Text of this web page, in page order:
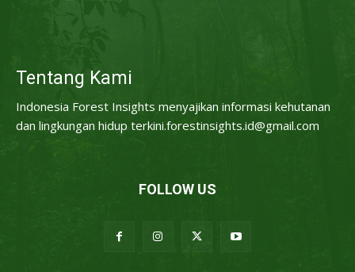
Tentang Kami
Indonesia Forest Insights menyajikan informasi kehutanan
dan lingkungan hidup terkini.forestinsights.id@gmail.com
FOLLOW US